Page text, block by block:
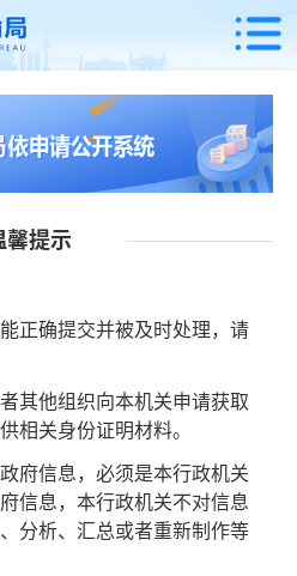
馨提示
正确提交并被及时处理，请
其他组织向本机关申请获取
相关身份证明材料。
府信息，必须是本行政机关
信息，本行政机关不对信息
分析、汇总或者重新制作等